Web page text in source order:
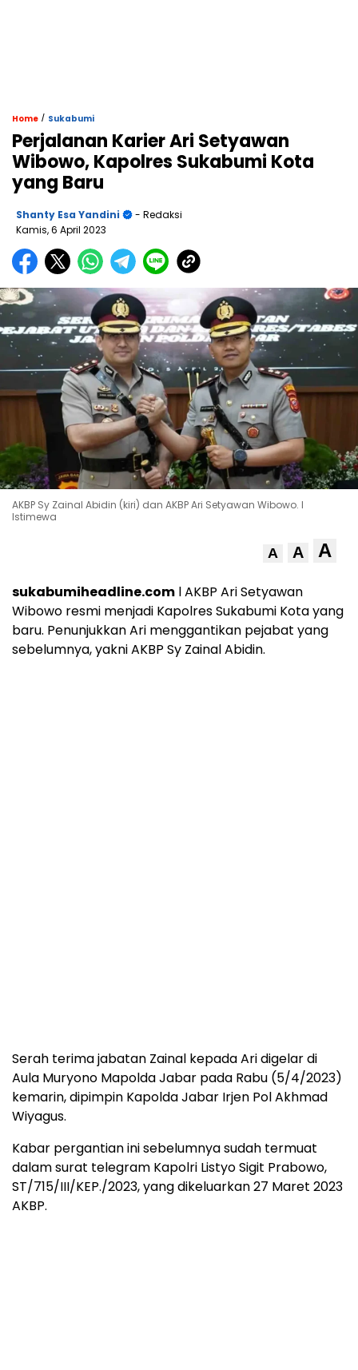
Home / Sukabumi
Perjalanan Karier Ari Setyawan
Wibowo, Kapolres Sukabumi Kota
yang Baru
Shanty Esa Yandini
- Redaksi
Kamis, 6 April 2023
AKBP Sy Zainal Abidin (kiri) dan AKBP Ari Setyawan Wibowo. l
Istimewa
A A A
sukabumiheadline.com l AKBP Ari Setyawan
Wibowo resmi menjadi Kapolres Sukabumi Kota yang
baru. Penunjukkan Ari menggantikan pejabat yang
sebelumnya, yakni AKBP Sy Zainal Abidin.
Serah terima jabatan Zainal kepada Ari digelar di
Aula Muryono Mapolda Jabar pada Rabu (5/4/2023)
kemarin, dipimpin Kapolda Jabar Irjen Pol Akhmad
Wiyagus.
Kabar pergantian ini sebelumnya sudah termuat
dalam surat telegram Kapolri Listyo Sigit Prabowo,
ST/715/III/KEP./2023, yang dikeluarkan 27 Maret 2023
AKBP.